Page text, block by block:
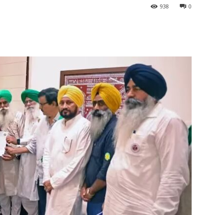
0
938